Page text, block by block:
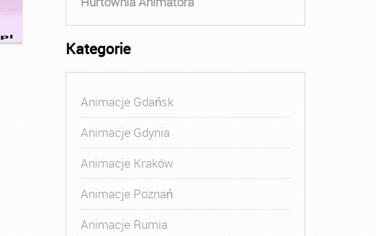
Kategorie
Animacje Gdańsk
Animacje Gdynia
Animacje Kraków
Animacje Poznań
Animacje Rumia